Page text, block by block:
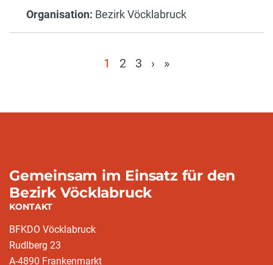
Organisation: Bezirk Vöcklabruck
1 2 3 › »
Gemeinsam im Einsatz für den
Bezirk Vöcklabruck
KONTAKT
BFKDO Vöcklabruck
Rudlberg 23
A-4890 Frankenmarkt